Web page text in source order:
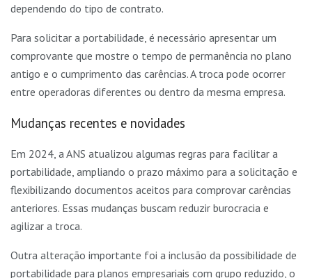
dependendo do tipo de contrato.
Para solicitar a portabilidade, é necessário apresentar um
comprovante que mostre o tempo de permanência no plano
antigo e o cumprimento das carências. A troca pode ocorrer
entre operadoras diferentes ou dentro da mesma empresa.
Mudanças recentes e novidades
Em 2024, a ANS atualizou algumas regras para facilitar a
portabilidade, ampliando o prazo máximo para a solicitação e
flexibilizando documentos aceitos para comprovar carências
anteriores. Essas mudanças buscam reduzir burocracia e
agilizar a troca.
Outra alteração importante foi a inclusão da possibilidade de
portabilidade para planos empresariais com grupo reduzido, o